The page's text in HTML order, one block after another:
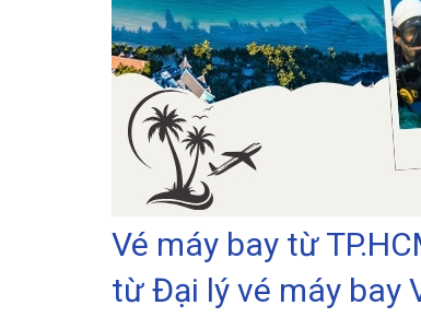
Vé máy bay từ
từ Đại lý vé máy bay